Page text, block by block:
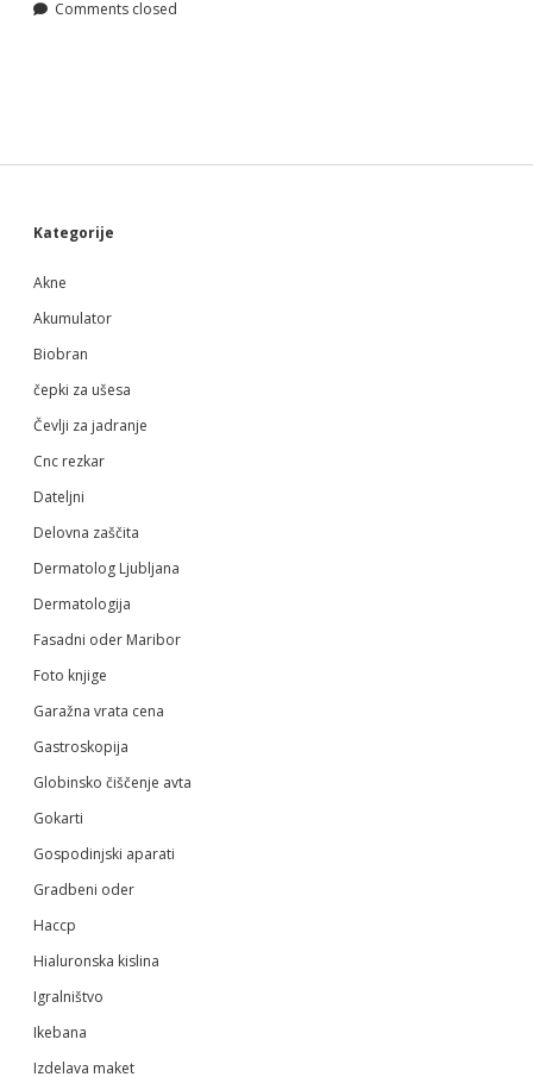
Comments closed
Sidebar
Kategorije
Akne
Akumulator
Biobran
čepki za ušesa
Čevlji za jadranje
Cnc rezkar
Dateljni
Delovna zaščita
Dermatolog Ljubljana
Dermatologija
Fasadni oder Maribor
Foto knjige
Garažna vrata cena
Gastroskopija
Globinsko čiščenje avta
Gokarti
Gospodinjski aparati
Gradbeni oder
Haccp
Hialuronska kislina
Igralništvo
Ikebana
Izdelava maket